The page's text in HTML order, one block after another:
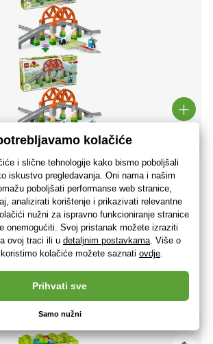
10426 Željeznički most i tračnice –
(U vas 12.08.)